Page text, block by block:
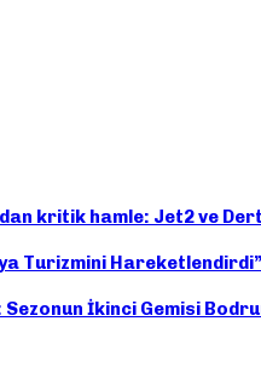
kritik hamle: Jet2 ve
Turizmini Hareketlendirdi”
İkinci Gemisi